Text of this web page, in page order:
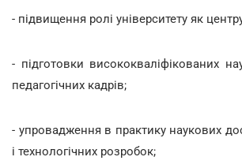
- підвищення ролі університету як
- підготовки висококваліфікованих
педагогічних кадрів;
- упровадження в практику наукових
і технологічних розробок;